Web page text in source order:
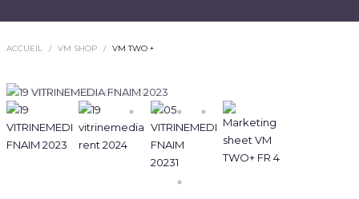
ACCUEIL VM SHOP VM TWO +